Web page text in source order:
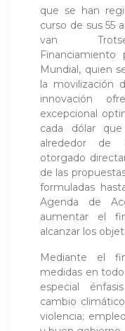
que se han
curso de sus 55
van
Mundial, quien
la movilización
innovación
excepcional
cada dólar
alrededor de
otorgado
de las
formuladas
Agenda de
aumentar el
alcanzar los
Mediante el
medidas en
especial
cambio
violencia;